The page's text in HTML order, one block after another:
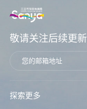
敬请关注后续更新
探索更多